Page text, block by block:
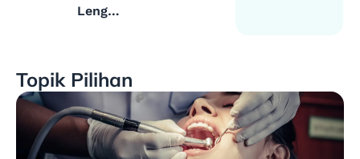
Lengkap
Gingsul
Atas
dengan
Aman
Topik Pilihan